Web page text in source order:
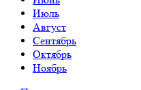
Июль
Август
Сентябрь
Октябрь
Ноябрь